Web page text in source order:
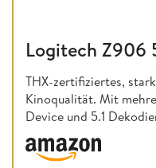
Logitech Z906
THX-zertifiziertes,
Kinoqualität. Mit
Device und 5.1